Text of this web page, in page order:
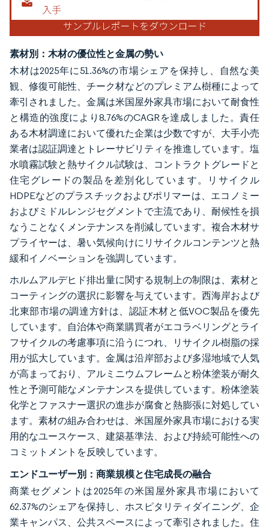
素材別：木材の優位性と金属の勢い
木材は2025年に51.36%の市場シェアを保持し、自然な美
観、修復可能性、チーク材などのプレミアム樹種によって
牽引されました。金属は米国屋外家具市場において耐食性
と構造的強度により8.76%のCAGRを達成しました。責任
ある木材調達において優れた企業は少数ですが、大手小売
業者は認証調達とトレーサビリティを推進しています。塩
水噴霧試験と熱サイクル試験は、コントラクトグレードと
住宅グレードの製品を差別化しています。リサイクル
HDPEなどのプラスチックおよびポリマーは、エコノミー
およびミドルレンジセグメントで主流であり、耐候性を損
なうことなくメンテナンスを削減しています。複合木材サ
プライヤーは、暑い気候向けにリサイクルコンテンツと熱
緩和イノベーションを強調しています。
ホルムアルデヒド排出量に関する規制上の制限は、素材と
コーティングの選択に影響を与えています。西海岸および
北東部市場の調達方針は、認証木材と低VOC製品を優先
しています。自治体や商業購買者がエコラベリングとライ
フサイクルの考慮事項に沿うにつれ、リサイクル樹脂の採
用が拡大しています。金属は沿岸部および多湿地域で人気
が高まっており、アルミニウムフレームと粉体塗装が耐久
性と予測可能なメンテナンスを提供しています。粉体塗装
化学とファスナー選択の進歩が腐食と熱膨張に対処してい
ます。素材の組み合わせは、米国屋外家具市場における実
用的なユースケース、建築基準法、および持続可能性への
コミットメントを反映しています。
エンドユーザー別：商業規模と住宅成長の融合
商業セグメントは2025年の米国屋外家具市場において
62.37%のシェアを保持し、ホスピタリティダイニング、企
業キャンパス、公共スペースによって牽引されました。住